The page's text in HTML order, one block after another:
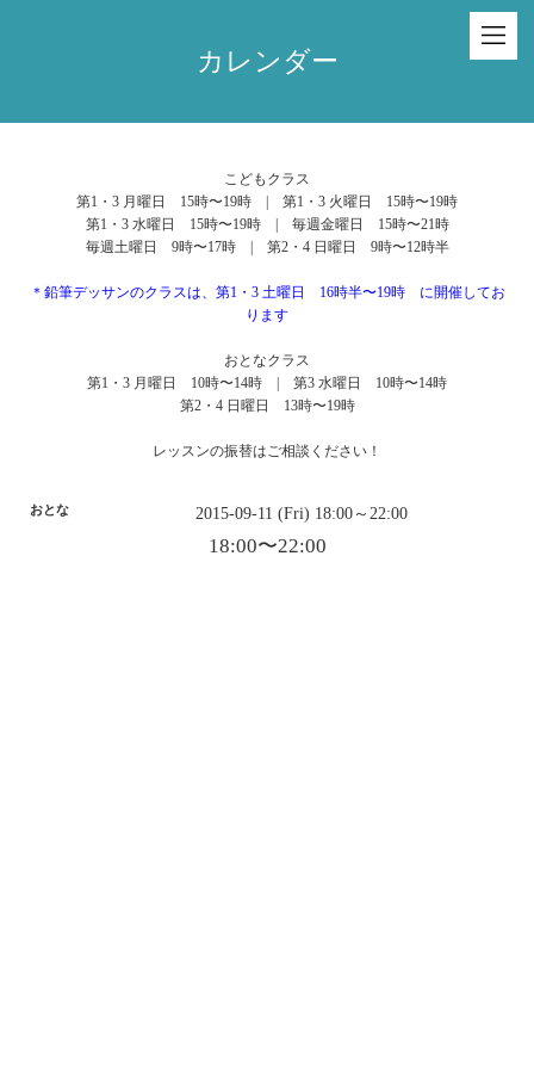
カレンダー
こどもクラス
第1・3 月曜日 15時〜19時 | 第1・3 火曜日 15時〜19時
第1・3 水曜日 15時〜19時 | 毎週金曜日 15時〜21時
毎週土曜日 9時〜17時 | 第2・4 日曜日 9時〜12時半
＊鉛筆デッサンのクラスは、第1・3 土曜日 16時半〜19時 に開催してお
ります
おとなクラス
第1・3 月曜日 10時〜14時 | 第3 水曜日 10時〜14時
第2・4 日曜日 13時〜19時
レッスンの振替はご相談ください！
おとな 2015-09-11 (Fri) 18:00～22:00
18:00〜22:00